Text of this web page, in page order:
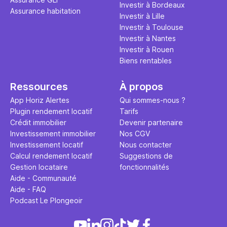
Assurance habitation
Investir à Bordeaux
Investir à Lille
Investir à Toulouse
Investir à Nantes
Investir à Rouen
Biens rentables
Ressources
App Horiz Alertes
Plugin rendement locatif
Crédit immobilier
Investissement immobilier
Investissement locatif
Calcul rendement locatif
Gestion locataire
Aide - Communauté
Aide - FAQ
Podcast Le Plongeoir
À propos
Qui sommes-nous ?
Tarifs
Devenir partenaire
Nos CGV
Nous contacter
Suggestions de
fonctionnalités